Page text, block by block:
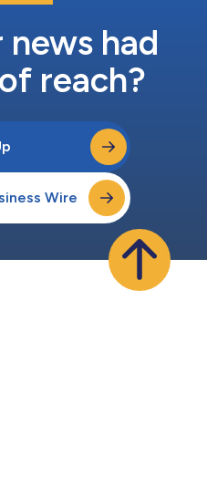
had
reach?
Wire